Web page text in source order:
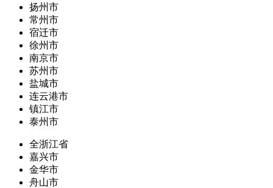
扬州市
常州市
宿迁市
徐州市
南京市
苏州市
盐城市
连云港市
镇江市
泰州市
全浙江省
嘉兴市
金华市
舟山市